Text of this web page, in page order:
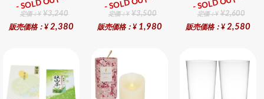
ギフト
定価：¥ ¥3,240
販売価格：¥ 2,380
ギフト
定価：¥ ¥3,500
販売価格：¥ 1,980
ギフト
定価：¥ ¥2,600
販売価格：¥ 2,580